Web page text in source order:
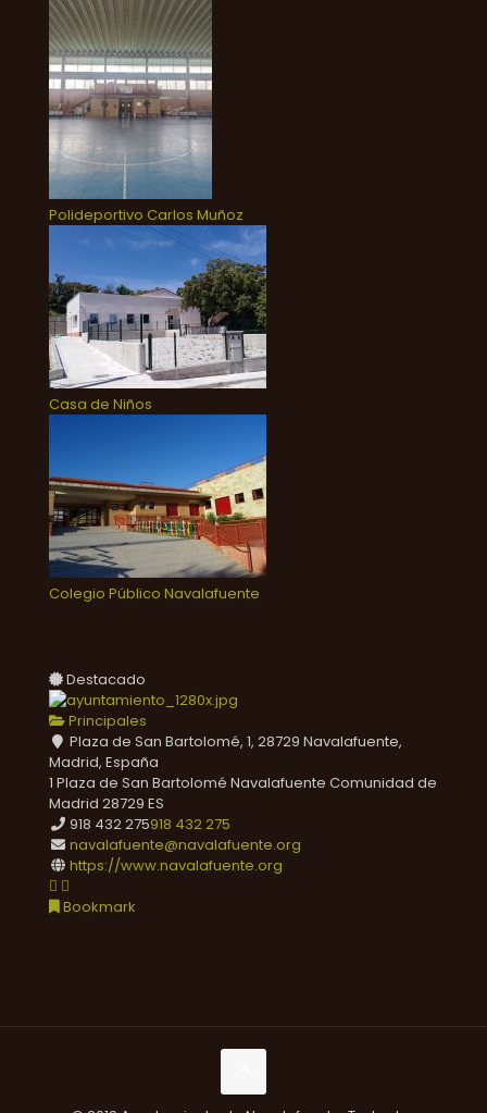
Polideportivo Carlos Muñoz
Casa de Niños
Colegio Público Navalafuente
Destacado
Principales
Plaza de San Bartolomé, 1, 28729 Navalafuente,
Madrid, España
1 Plaza de San Bartolomé Navalafuente Comunidad de
Madrid 28729 ES
918 432 275918 432 275
navalafuente@navalafuente.org
https://www.navalafuente.org
Bookmark